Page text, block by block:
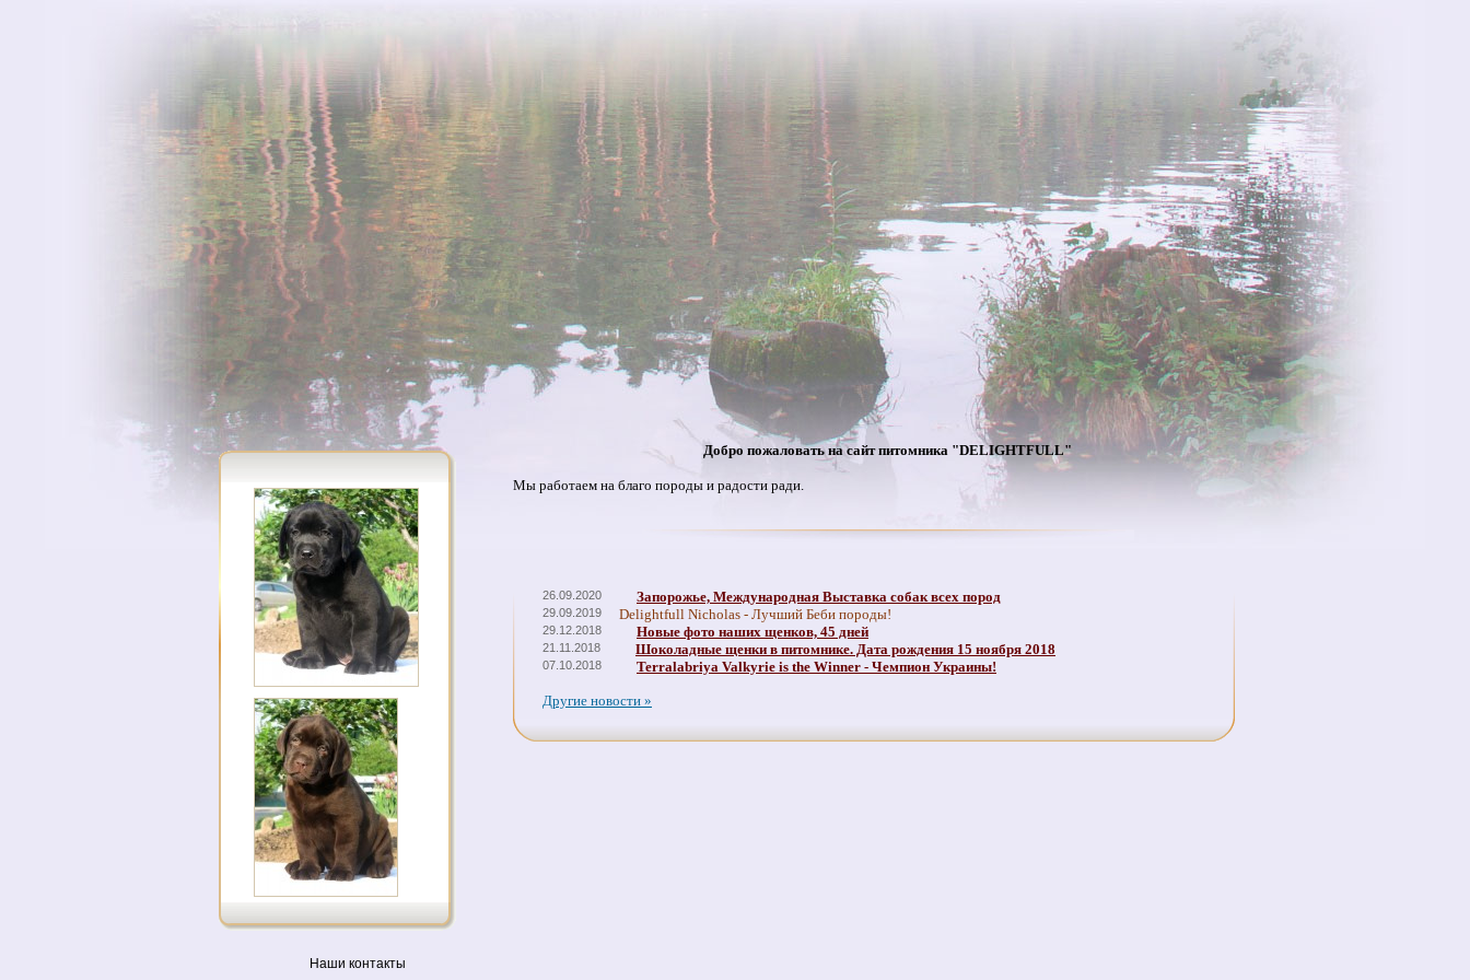
Наши контакты
Добро пожаловать на сайт питомника "DELIGHTFULL"
Мы работаем на благо породы и радости ради.
26.09.2020 Запорожье, Международная Выставка собак всех пород
29.09.2019 Delightfull Nicholas - Лучший Беби породы!
29.12.2018 Новые фото наших щенков, 45 дней
21.11.2018 Шоколадные щенки в питомнике. Дата рождения 15 ноября 2018
07.10.2018 Terralabriya Valkyrie is the Winner - Чемпион Украины!
Другие новости »